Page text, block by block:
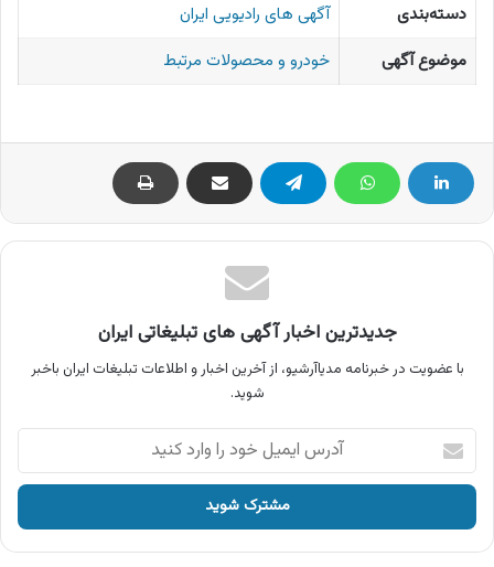
دسته‌بندی
آگهی های رادیویی ایران
موضوع آگهی
خودرو و محصولات مرتبط
جدیدترین اخبار آگهی های تبلیغاتی ایران
با عضویت در خبرنامه مدیاآرشیو، از آخرین اخبار و اطلاعات تبلیغات ایران باخبر
شوید.
آدرس
ایمیل
خود
وارد
کنید